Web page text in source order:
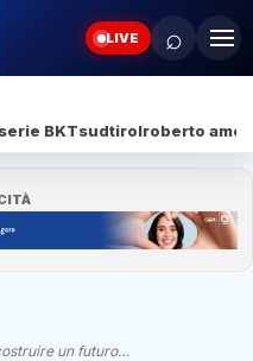
LIVE ⌕
serie BKTsudtirolroberto
un futuro…